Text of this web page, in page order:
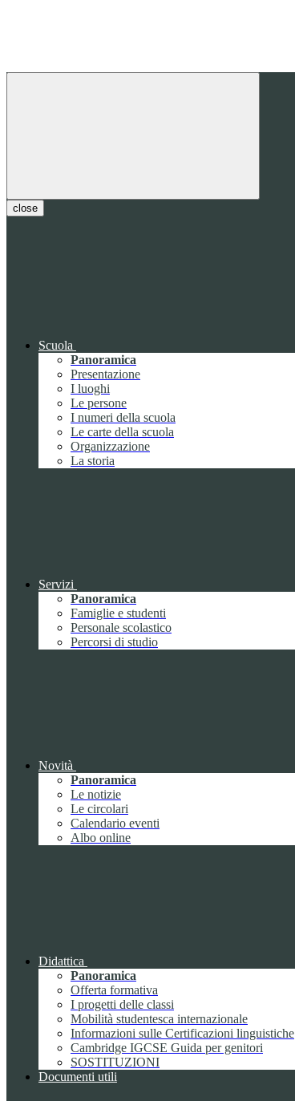
close
Scuola
Panoramica
Presentazione
I luoghi
Le persone
I numeri della scuola
Le carte della scuola
Organizzazione
La storia
Servizi
Panoramica
Famiglie e studenti
Personale scolastico
Percorsi di studio
Novità
Panoramica
Le notizie
Le circolari
Calendario eventi
Albo online
Didattica
Panoramica
Offerta formativa
I progetti delle classi
Mobilità studentesca internazionale
Informazioni sulle Certificazioni linguistiche
Cambridge IGCSE Guida per genitori
SOSTITUZIONI
Documenti utili